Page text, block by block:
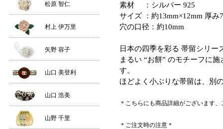
素材 ：シルバー 925
サイズ ：約13mm×12mm 厚み
穴の口径：約10mm
日本の四季を彩る 帯留シリー
まるい “お餅” のモチーフに
す。
ほどよく小ぶりな帯留は、別
＊こちらにも商品詳細がございます
＊ご注文時の注意＊
松原 智仁
村上 伊万里
矢野 容子
山口 美登利
山口 浩美
山野 千里